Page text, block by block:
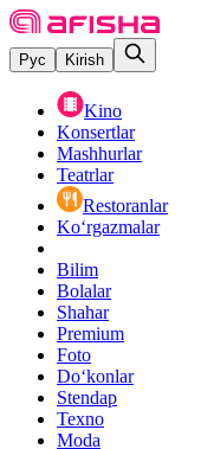
Рус Kirish
Kino
Konsertlar
Mashhurlar
Teatrlar
Restoranlar
Ko‘rgazmalar
Bilim
Bolalar
Shahar
Premium
Foto
Do‘konlar
Stendap
Texno
Moda